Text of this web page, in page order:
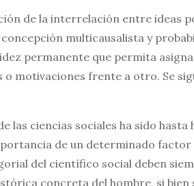
de la interrelación entre ideas
multicausalista y
permanente que permita
motivaciones frente a otro. Se
las ciencias sociales ha sido
de un determinado factor
del científico social deben
concreta del hombre, si bien